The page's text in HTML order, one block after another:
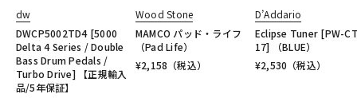
dw
DWCP5002TD4 [5000
Delta 4 Series / Double
Bass Drum Pedals /
Turbo Drive] 【正規輸入
品/5年保証】
Wood Stone
MAMCO パッド・ライフ
（Pad Life）
¥2,158 （税込）
D’Addario
Eclipse Tuner [PW-
17] （BLUE）
¥2,530 （税込）